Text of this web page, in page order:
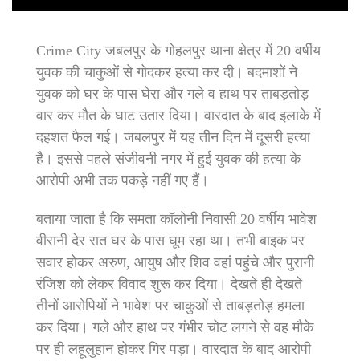
Crime City जबलपुर के गोहलपुर थाना क्षेत्र में 20 वर्षीय
युवक की चाकुओं से गोदकर हत्या कर दी। बदमाशों ने
युवक को घर के पास घेरा और गले व हाथ पर ताबड़तोड़
वार कर मौत के घाट उतार दिया। वारदात के बाद इलाके में
दहशत फैल गई। जबलपुर में यह तीन दिन में दूसरी हत्या
है। इससे पहले संजीवनी नगर में हुई युवक की हत्या के
आरोपी अभी तक पकड़े नहीं गए हैं।
बताया जाता है कि समता कॉलोनी निवासी 20 वर्षीय भावेश
वीरानी देर रात घर के पास घूम रहा था। तभी बाइक पर
सवार होकर अरुण, आयुष और शिव वहां पहुंचे और पुरानी
रंजिश को लेकर विवाद शुरू कर दिया। देखते ही देखते
तीनों आरोपियों ने भावेश पर चाकुओं से ताबड़तोड़ हमला
कर दिया। गले और हाथ पर गंभीर चोट लगने से वह मौके
पर ही लहूलुहान होकर गिर पड़ा। वारदात के बाद आरोपी